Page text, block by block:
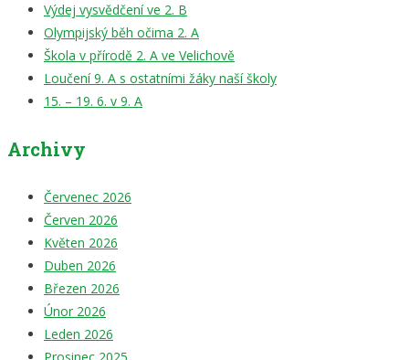
Výdej vysvědčení ve 2. B
Olympijský běh očima 2. A
Škola v přírodě 2. A ve Velichově
Loučení 9. A s ostatními žáky naší školy
15. – 19. 6. v 9. A
Archivy
Červenec 2026
Červen 2026
Květen 2026
Duben 2026
Březen 2026
Únor 2026
Leden 2026
Prosinec 2025